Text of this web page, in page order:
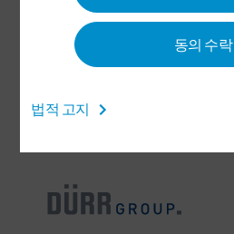
동의 수락
법적 고지
뉴스 레터
CONTACT / LOCATIONS
일반 거래 약관